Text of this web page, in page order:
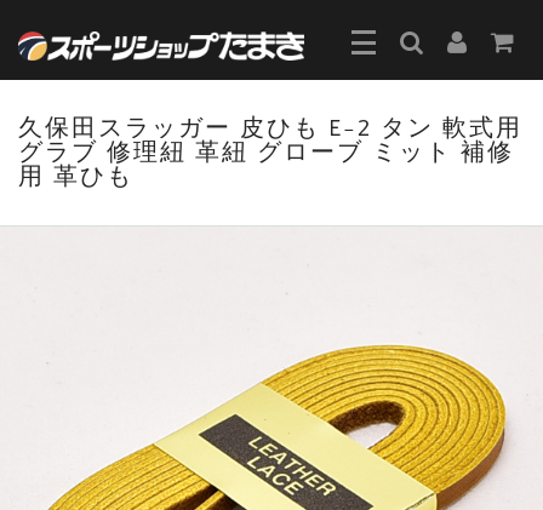
久保田スラッガー 皮ひも E-2 タン 軟式用
グラブ 修理紐 革紐 グローブ ミット 補修
用 革ひも